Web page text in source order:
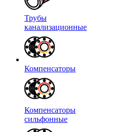
Трубы
канализационные
Компенсаторы
Компенсаторы
сильфонные